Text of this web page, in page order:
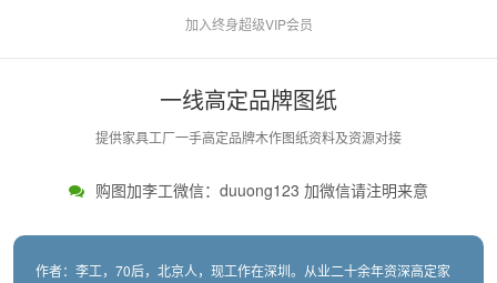
加入终身超级VIP会员
一线高定品牌图纸
提供家具工厂一手高定品牌木作图纸资料及资源对接
购图加李工微信：duuong123 加微信请注明来意
作者：李工，70后，北京人，现工作在深圳。从业二十余年资深高定家